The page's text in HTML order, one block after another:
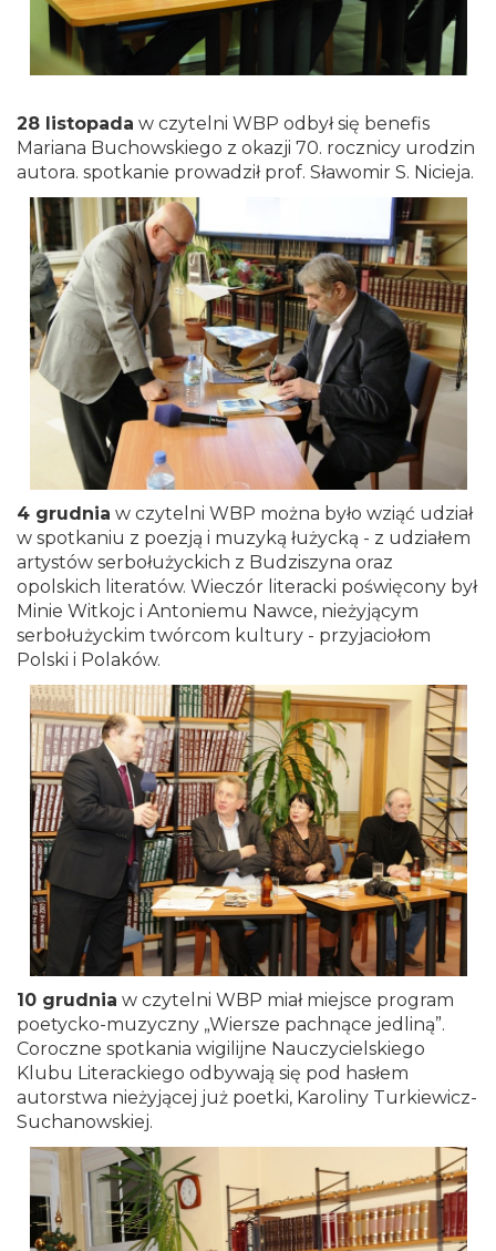
28 listopada w czytelni WBP odbył się benefis
Mariana Buchowskiego z okazji 70. rocznicy urodzin
autora. spotkanie prowadził prof. Sławomir S. Nicieja.
4 grudnia w czytelni WBP można było wziąć udział
w spotkaniu z poezją i muzyką łużycką - z udziałem
artystów serbołużyckich z Budziszyna oraz
opolskich literatów. Wieczór literacki poświęcony był
Minie Witkojc i Antoniemu Nawce, nieżyjącym
serbołużyckim twórcom kultury - przyjaciołom
Polski i Polaków.
10 grudnia w czytelni WBP miał miejsce program
poetycko-muzyczny „Wiersze pachnące jedliną”.
Coroczne spotkania wigilijne Nauczycielskiego
Klubu Literackiego odbywają się pod hasłem
autorstwa nieżyjącej już poetki, Karoliny Turkiewicz-
Suchanowskiej.